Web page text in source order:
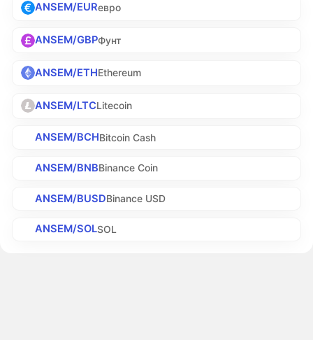
ANSEM/EURевро
ANSEM/GBPФунт
ANSEM/ETHEthereum
ANSEM/LTCLitecoin
ANSEM/BCHBitcoin Cash
ANSEM/BNBBinance Coin
ANSEM/BUSDBinance USD
ANSEM/SOLSOL